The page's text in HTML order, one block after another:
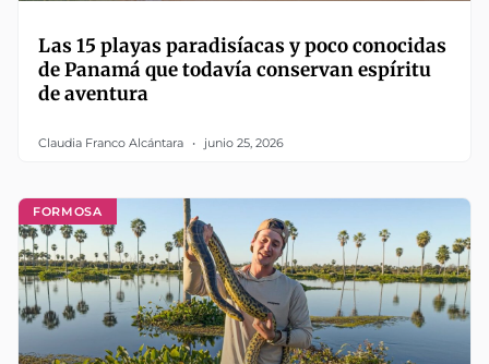
Las 15 playas paradisíacas y poco conocidas
de Panamá que todavía conservan espíritu
de aventura
Claudia Franco Alcántara junio 25, 2026
FORMOSA